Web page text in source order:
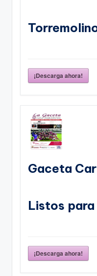
¡Descarga ahora!
Gaceta
Listos
¡Descarga ahora!